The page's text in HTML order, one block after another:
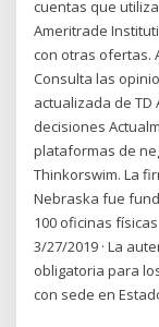
cuentas que
Ameritrade
con otras ofertas.
Consulta las
actualizada de
decisiones
plataformas de
Thinkorswim. La
Nebraska fue
100 oficinas
3/27/2019 · La
obligatoria para
con sede en